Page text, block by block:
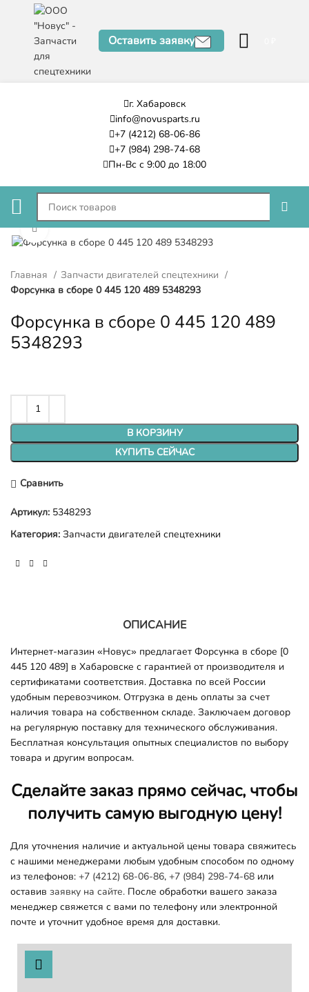
Оставить заявку
г. Хабаровск
info@novusparts.ru
+7 (4212) 68-06-86
+7 (984) 298-74-68
Пн-Вс с 9:00 до 18:00
Нажмите, чтобы увеличить
Главная
Запчасти двигателей спецтехники
Форсунка в сборе 0 445 120 489 5348293
Форсунка в сборе 0 445 120 489
5348293
В КОРЗИНУ
КУПИТЬ СЕЙЧАС
Сравнить
Артикул: 5348293
Категория: Запчасти двигателей спецтехники
ОПИСАНИЕ
Интернет-магазин «Новус» предлагает Форсунка в сборе [0
445 120 489] в Хабаровске с гарантией от производителя и
сертификатами соответствия. Доставка по всей России
удобным перевозчиком. Отгрузка в день оплаты за счет
наличия товара на собственном складе. Заключаем договор
на регулярную поставку для технического обслуживания.
Бесплатная консультация опытных специалистов по выбору
товара и другим вопросам.
Сделайте заказ прямо сейчас, чтобы
получить самую выгодную цену!
Для уточнения наличие и актуальной цены товара свяжитесь
с нашими менеджерами любым удобным способом по одному
из телефонов: +7 (4212) 68-06-86, +7 (984) 298-74-68 или
оставив заявку на сайте. После обработки вашего заказа
менеджер свяжется с вами по телефону или электронной
почте и уточнит удобное время для доставки.